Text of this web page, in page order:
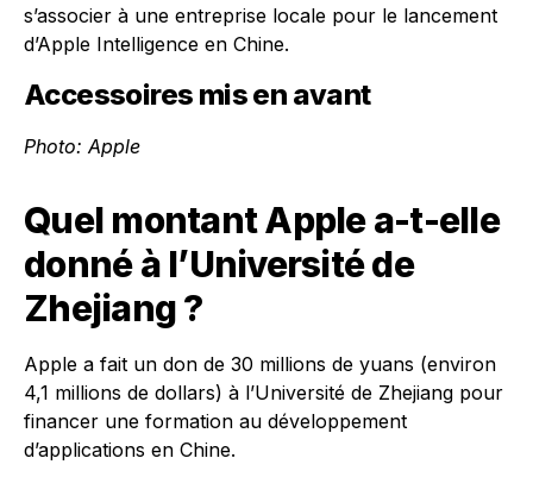
s’associer à une entreprise locale pour le lancement
d’Apple Intelligence en Chine.
Accessoires mis en avant
Photo:Apple
Quel montant Apple a-t-elle
donné à l’Université de
Zhejiang ?
Apple a fait un don de 30 millions de yuans (environ
4,1 millions de dollars) à l’Université de Zhejiang pour
financer une formation au développement
d’applications en Chine.